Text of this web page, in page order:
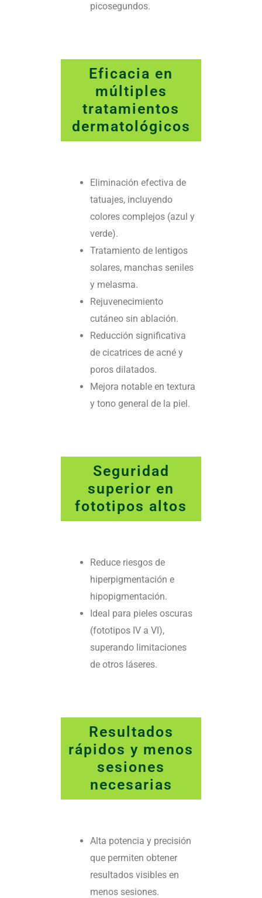
picosegundos.
Eficacia en
múltiples
tratamientos
dermatológicos
Eliminación efectiva de
tatuajes, incluyendo
colores complejos (azul y
verde).
Tratamiento de lentigos
solares, manchas seniles
y melasma.
Rejuvenecimiento
cutáneo sin ablación.
Reducción significativa
de cicatrices de acné y
poros dilatados.
Mejora notable en textura
y tono general de la piel.
Seguridad
superior en
fototipos altos
Reduce riesgos de
hiperpigmentación e
hipopigmentación.
Ideal para pieles oscuras
(fototipos IV a VI),
superando limitaciones
de otros láseres.
Resultados
rápidos y menos
sesiones
necesarias
Alta potencia y precisión
que permiten obtener
resultados visibles en
menos sesiones.